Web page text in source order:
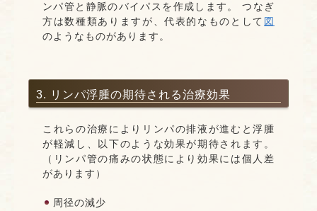
ンパ管と静脈のバイパスを作成します。 つなぎ
方は数種類ありますが、代表的なものとして 図
のようなものがあります。
3. リンパ浮腫の期待される治療効果
これらの治療によりリンパの排液が進むと浮腫
が軽減し、以下のような効果が期待されます。
（リンパ管の痛みの状態により効果には個人差
があります）
周径の減少